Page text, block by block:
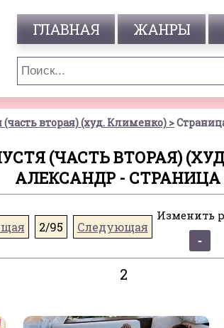
ГЛАВНАЯ ЖАНРЫ
(часть вторая) (худ. Клименко)
(ЧАСТЬ ВТОРАЯ)
АЛЕКСАНДР - СТРАНИЦА
2/95 Следующая
Изменить
2